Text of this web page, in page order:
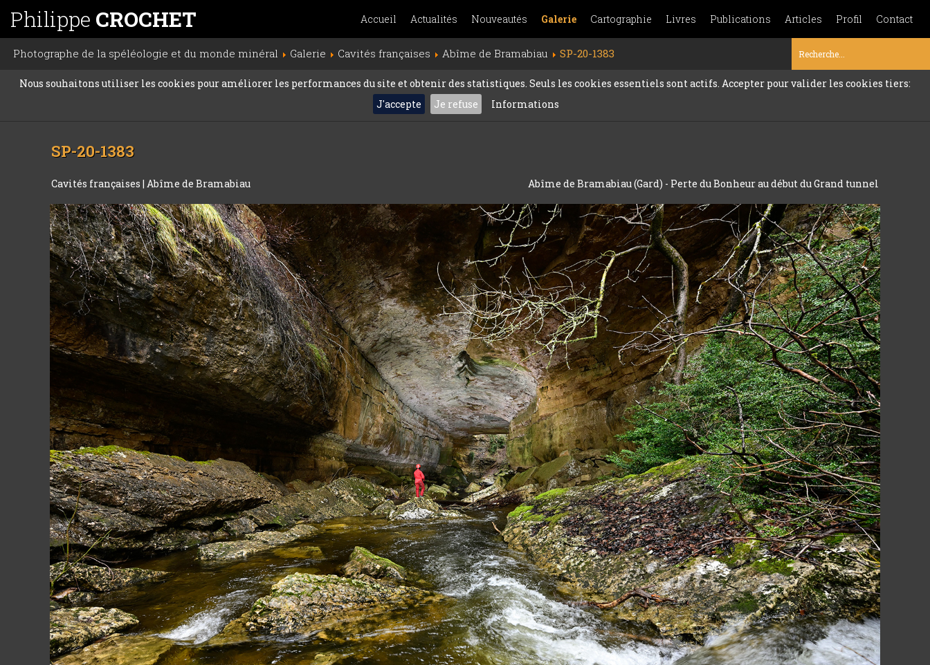
Philippe CROCHET Accueil Actualités Nouveautés Galerie Cartographie Livres Publications Articles Profil Contact
Photographe de la spéléologie et du monde minéral Galerie Cavités françaises Abîme de Bramabiau SP-20-1383
Nous souhaitons utiliser les cookies pour améliorer les performances du site et obtenir des statistiques. Seuls les cookies essentiels sont actifs. Accepter pour valider les cookies tiers:
J'accepte
Je refuse Informations
SP-20-1383
Cavités françaises|Abîme de Bramabiau Abîme de Bramabiau (Gard) - Perte du Bonheur au début du Grand tunnel